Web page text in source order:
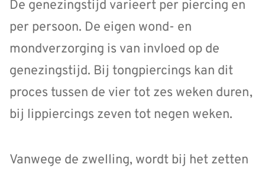
De genezingstijd varieert per piercing en
per persoon. De eigen wond- en
mondverzorging is van invloed op de
genezingstijd. Bij tongpiercings kan dit
proces tussen de vier tot zes weken duren,
bij lippiercings zeven tot negen weken.
Vanwege de zwelling, wordt bij het zetten